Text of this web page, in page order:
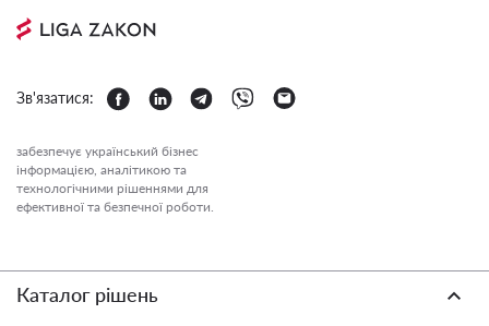
Зв'язатися:
забезпечує український бізнес
інформацією, аналітикою та
технологічними рішеннями для
ефективної та безпечної роботи.
Каталог рішень